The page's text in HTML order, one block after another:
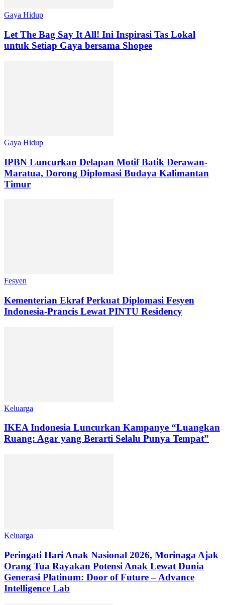
Gaya Hidup
Let The Bag Say It All! Ini Inspirasi Tas Lokal
untuk Setiap Gaya bersama Shopee
Gaya Hidup
IPBN Luncurkan Delapan Motif Batik Derawan-
Maratua, Dorong Diplomasi Budaya Kalimantan
Timur
Fesyen
Kementerian Ekraf Perkuat Diplomasi Fesyen
Indonesia-Prancis Lewat PINTU Residency
Keluarga
IKEA Indonesia Luncurkan Kampanye “Luangkan
Ruang: Agar yang Berarti Selalu Punya Tempat”
Keluarga
Peringati Hari Anak Nasional 2026, Morinaga Ajak
Orang Tua Rayakan Potensi Anak Lewat Dunia
Generasi Platinum: Door of Future – Advance
Intelligence Lab